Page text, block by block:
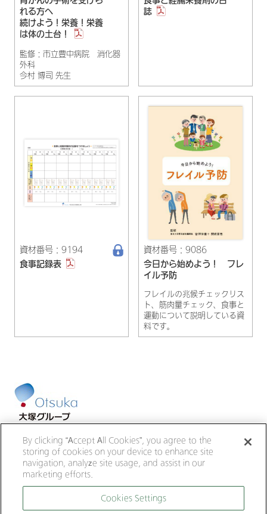
れる方へ
続けよう！栄養！栄養
は体の土台！
監修：市立豊中病院 消化器
外科
今村 博司 先生
誌
資材番号：9194
食事記録表
資材番号：9086
今日から始めよう！ フレ
イル予防
フレイルの兆候チェックリス
ト、筋肉量チェック、食事と
運動について説明している資
料です。
大鵬薬品工業
大塚倉庫
大塚化学
大塚食品
大塚メディカルデバイス
サイトのご利用にあたって
個人情報の取り扱いについて
By clicking “Accept All Cookies”, you agree to the
storing of cookies on your device to enhance site
navigation, analyze site usage, and assist in our
marketing efforts.
Cookies Settings